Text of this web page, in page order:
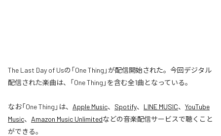
The Last Day of Usの「One Thing」が配信開始された。今回デジタル
配信された楽曲は、「One Thing」を含む全1曲となっている。
なお「One Thing 」は、 Apple Music、 Spotify、 LINE MUSIC、 YouTube
Music、 Amazon Music Unlimitedなどの音楽配信サービスで聴くこと
ができる。